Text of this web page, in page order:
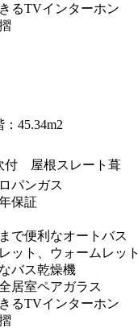
るTVインターホン
45.34m2
付 屋根スレート葺
パンガス
保証
で便利なオートバス
ット、ウォームレット
バス乾燥機
居室ペアガラス
るTVインターホン